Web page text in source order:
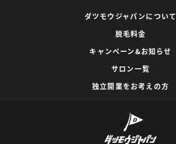
ダツモウジャパンについて
脱毛料金
キャンペーン&お知らせ
サロン一覧
独立開業をお考えの方